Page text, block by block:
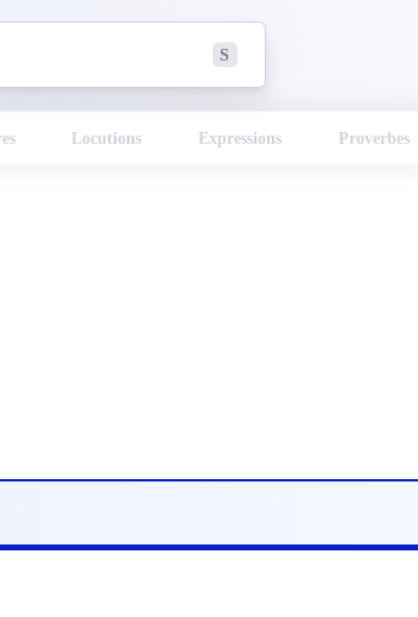
S
Locutions Expressions Proverbes